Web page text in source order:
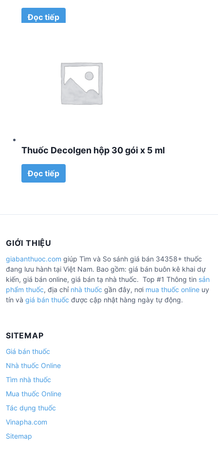
Đọc tiếp
Thuốc Decolgen hộp 30 gói x 5 ml
Đọc tiếp
GIỚI THIỆU
giabanthuoc.com giúp Tìm và So sánh giá bán 34358+ thuốc
đang lưu hành tại Việt Nam. Bao gồm: giá bán buôn kê khai dự
kiến, giá bán online, giá bán tạ nhà thuốc. Top #1 Thông tin sản
phẩm thuốc, địa chỉ nhà thuốc gần đây, nơi mua thuốc online uy
tín và giá bán thuốc được cập nhật hàng ngày tự động.
SITEMAP
Giá bán thuốc
Nhà thuốc Online
Tìm nhà thuốc
Mua thuốc Online
Tác dụng thuốc
Vinapha.com
Sitemap